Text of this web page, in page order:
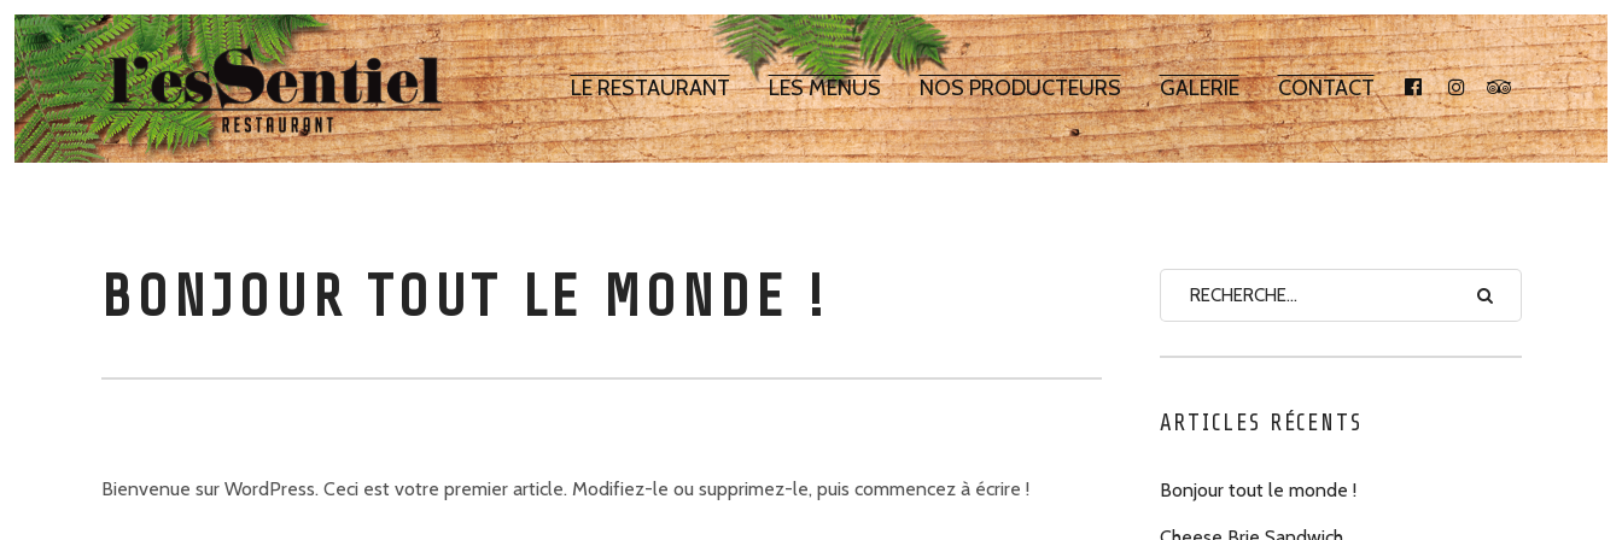
NAVIGATION
PRINCIPALE
LE RESTAURANT LES MENUS NOS PRODUCTEURS GALERIE CONTACT
FACEBOOK
INSTAGRAM
TRIPADVISOR
BONJOUR TOUT LE MONDE !
Bienvenue sur WordPress. Ceci est votre premier article. Modifiez-le ou supprimez-le, puis commencez à écrire !
ARTICLES RÉCENTS
Bonjour tout le monde !